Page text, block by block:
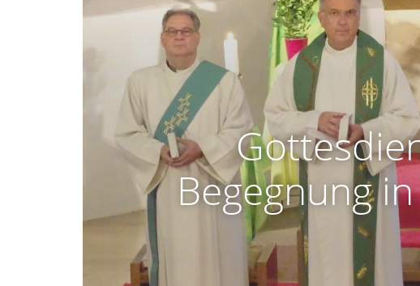
Begegnung